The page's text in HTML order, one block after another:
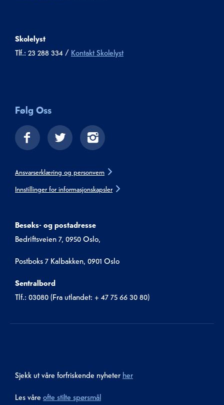
Skolelyst
Tlf.: 23 288 334 / Kontakt Skolelyst
Følg Oss
Ansvarserklæring og personvern
Innstillinger for informasjonskapsler
Besøks- og postadresse
Bedriftsveien 7, 0950 Oslo,
Postboks 7 Kalbakken, 0901 Oslo
Sentralbord
Tlf.: 03080 (Fra utlandet: + 47 75 66 30 80)
Sjekk ut våre forfriskende nyheter her
Les våre ofte stilte spørsmål